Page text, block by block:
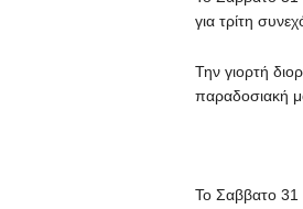
για τρίτη
Την γιορτή
παραδοσιακή
Το Σαββατο 31